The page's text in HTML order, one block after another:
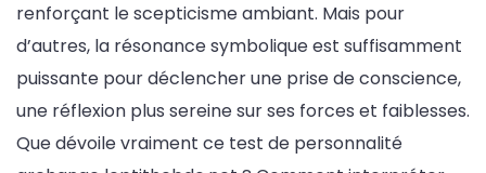
renforçant le scepticisme ambiant. Mais pour
d’autres, la résonance symbolique est suffisamment
puissante pour déclencher une prise de conscience,
une réflexion plus sereine sur ses forces et faiblesses.
Que dévoile vraiment ce test de personnalité